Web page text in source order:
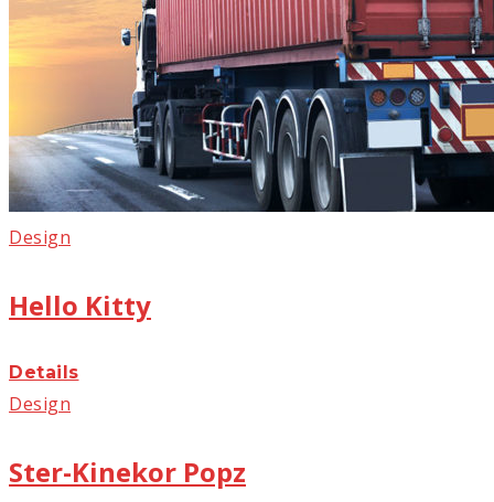
Design
Hello Kitty
Details
Design
Ster-Kinekor Popz